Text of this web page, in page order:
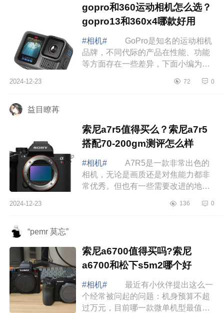
gopro和360运动相机怎么选？
gopro13和360x4哪款好用
#相机#
GoPro是知名的运动相机
品牌，不同代际的产品在性能、功能
等方面存在一些差异，下面小编为大
2024-12-23 72 0
益目瞭苒
索尼a7r5值得买么？索尼a7r5
搭配70-200gm测评怎么样
#相机#
A7R5是一款非常出色的
相机，无论是画质还是对焦能力都非
常优秀。但也有一些需要改进的地
为大家介绍下索尼a7r5值得买么？索
2024-12-23 136 0
“pemr 莫忘”
索尼a6700值得买吗?索尼
a6700和松下s5m2哪个好
#相机#
最近有小伙伴提出这么一
个经常被问起的问题：机身预算不超
过万元，目前哪一款微单机型最值得